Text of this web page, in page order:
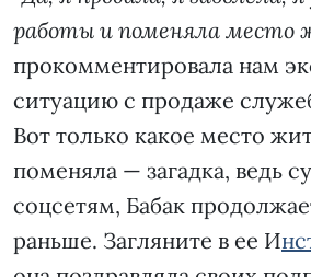
работы и поменяла место
прокомментировала нам
ситуацию с продаже
Вот только какое место
поменяла — загадка, ведь
соцсетям, Бабак
раньше. Загляните в ее И